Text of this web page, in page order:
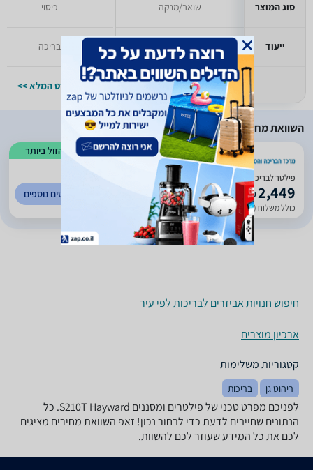
סוג המוצר
ייעוד
שואב/מנקה
בריכה
למפרט המלא >>
כיסוי
בריכה
למפרט המלא >>
השוואת מחירים
הזול ביותר
פילטר לבריכה דגם S210T תוצרת Hayward קוטר 500 מ"מ
₪2,449
כולל משלוח (50 ₪) עד 7 ימי עסקים
לפרטים נוספים
חיפוש חנויות אביזרים לבריכות לפי עיר
ארכיון מוצרים
קטגוריות משלימות
ריהוט גן בריכות
לפניכם מפרט טכני של ‏פילטרים ומסננים S210T Hayward. כל
הנתונים שחייבים לדעת כדי לבחור נכון! זאפ השוואת מחירים מציגים
לכם את כל המידע שעוזר לכם להשוות.